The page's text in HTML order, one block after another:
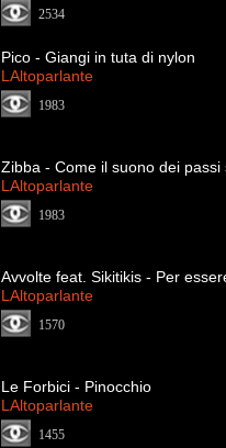
2534
Pico - Giangi in tuta di nylon
LAltoparlante
1983
Zibba - Come il suono dei passi
LAltoparlante
1983
Avvolte feat. Sikitikis - Per
LAltoparlante
1570
Le Forbici - Pinocchio
LAltoparlante
1455